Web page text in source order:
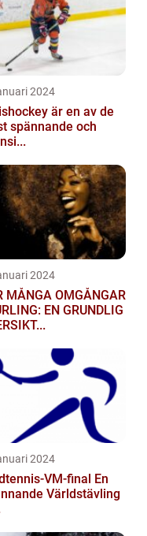
2024
är en av de
spännande och
2024
MÅNGA OMGÅNGAR
EN GRUNDLIG
2024
VM-final En
Världstävling